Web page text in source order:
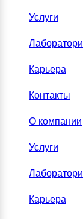
Услуги
Карьера
Контакты
О компании
Услуги
Карьера